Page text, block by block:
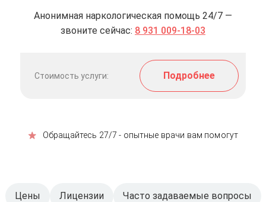
Анонимная наркологическая помощь 24/7 —
звоните сейчас: 8 931 009-18-03
Стоимость услуги: Подробнее
Обращайтесь 27/7 - опытные врачи вам помогут
Цены Лицензии Часто задаваемые вопросы